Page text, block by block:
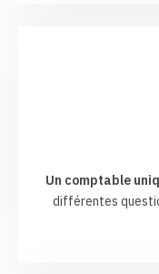
Un comptable
différentes